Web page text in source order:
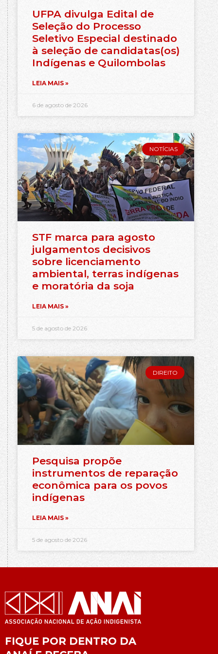
UFPA divulga Edital de
Seleção do Processo
Seletivo Especial destinado
à seleção de candidatas(os)
Indígenas e Quilombolas
LEIA MAIS »
6 de agosto de 2026
NOTÍCIAS
STF marca para agosto
julgamentos decisivos
sobre licenciamento
ambiental, terras indígenas
e moratória da soja
LEIA MAIS »
5 de agosto de 2026
DIREITO
Pesquisa propõe
instrumentos de reparação
econômica para os povos
indígenas
LEIA MAIS »
5 de agosto de 2026
FIQUE POR DENTRO DA